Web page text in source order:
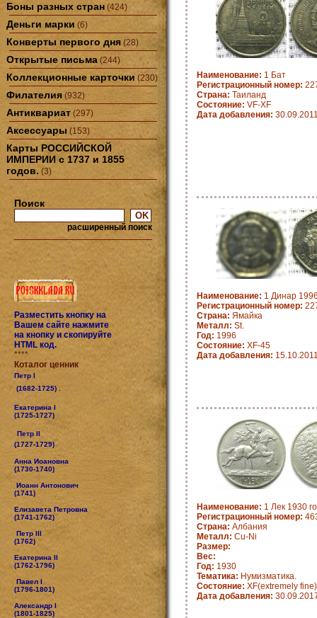
Боны разных стран (424)
Деньги марки (6)
Конверты первого дня (28)
Открытые письма (244)
Коллекционные карточки(230)
Филателия (932)
Антиквариат (297)
Аксессуары (153)
Карты РОССИЙСКОЙ
ИМПЕРИИ с 1737 и 1855
годов. (3)
Поиск
расширенный поиск
Разместить кнопку на
Вашем сайте нажмите
на кнопку и скопируйте
HTML код.
****
Коталог ценник
Петр I
(1682-1725) .
Екатерина I
(1725-1727)
Петр II
(1727-1729)
Анна Иоановна
(1730-1740)
Иоанн Антонович
(1741)
Елизавета Петровна
(1741-1762)
Петр III
(1762)
Екатерина II
(1762-1796)
Павел I
(1796-1801)
Александр I
(1801-1825)
Наименование: 1 Бат
Регистрационный номер:
Страна: Таиланд
Состояние: VF-XF
Дата добавления:
Наименование: 1 Динар
Регистрационный номер:
Страна: Ямайка
Металл: St.
Год: 1996
Состояние: XF-45
Дата добавления:
Наименование: 1 Лек 1930
Регистрационный номер:
Страна: Албания
Металл: Cu-Ni
Размер:
Вес:
Год: 1930
Тематика: Нумизматика.
Состояние: XF(extremely fine)
Дата добавления: